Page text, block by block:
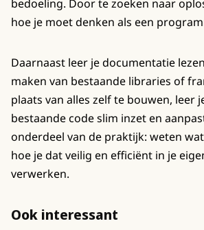
bedoeling. Door te zoeken naar
hoe je moet denken als een
Daarnaast leer je documentatie
maken van bestaande libraries of
plaats van alles zelf te bouwen, leer
bestaande code slim inzet en
onderdeel van de praktijk: weten
hoe je dat veilig en efficiënt in je
verwerken.
Ook interessant